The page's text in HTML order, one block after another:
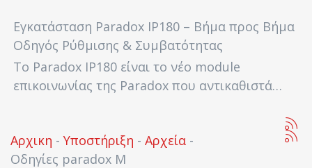
Εγκατάσταση Paradox IP180 – Βήμα προς Βήμα
Οδηγός Ρύθμισης & Συμβατότητας
Το Paradox IP180 είναι το νέο module
επικοινωνίας της Paradox που αντικαθιστά…
Αρχικη - Υποστήριξη - Αρχεία -
Οδηγίες paradox M